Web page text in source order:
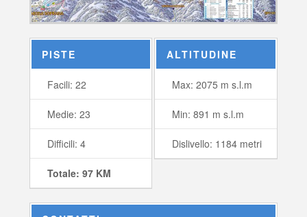
PISTE
Facili: 22
Medie: 23
Difficili: 4
Totale: 97 KM
ALTITUDINE
Max: 2075 m s.l.m
Min: 891 m s.l.m
Dislivello: 1184 metri